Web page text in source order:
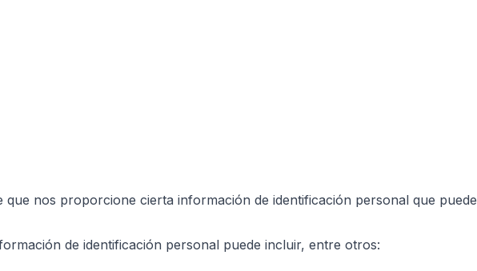
nos proporcione cierta información de identificación personal que puede
de identificación personal puede incluir, entre otros: